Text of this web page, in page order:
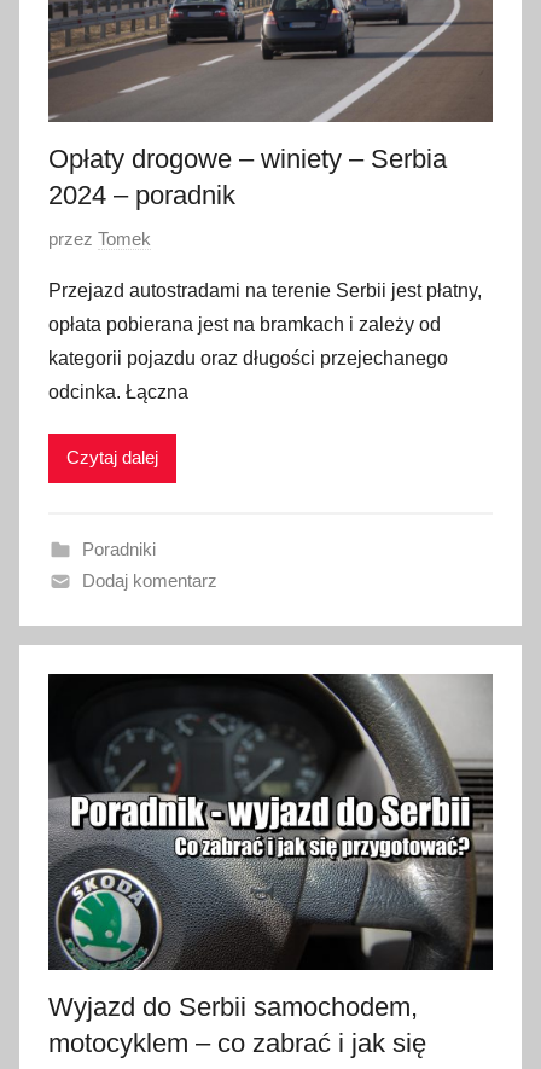
Opłaty drogowe – winiety – Serbia
2024 – poradnik
O
u
b
l
i
w
n
o
3
m
a
2
0
2
4
przez Tomek
Przejazd autostradami na terenie Serbii jest płatny,
opłata pobierana jest na bramkach i zależy od
kategorii pojazdu oraz długości przejechanego
odcinka. Łączna
Czytaj dalej
Poradniki
Dodaj komentarz
Wyjazd do Serbii samochodem,
motocyklem – co zabrać i jak się